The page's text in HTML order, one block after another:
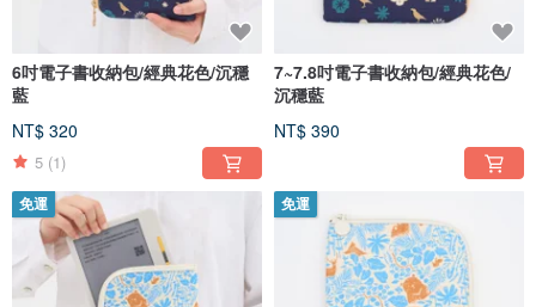
6吋電子書收納包/經典花色/沉穩
藍
NT$ 320
5 (1)
7~7.8吋電子書收納包/經典花色/
沉穩藍
NT$ 390
免運 免運